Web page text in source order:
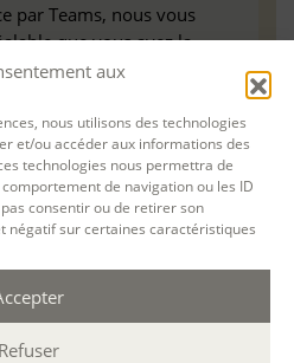
aux
nous utilisons des technologies
et/ou accéder aux informations des
technologies nous permettra de
de navigation ou les ID
consentir ou de retirer son
négatif sur certaines caractéristiques
Refuser
par Teams, nous vous
que vous avez la
pour pouvoir travailler
: Configuration
Microsoft Teams | Microsoft
est sensible à l’inclusion des
Si vous avez besoin
de programme, n’hésitez pas
de votre inscription afin